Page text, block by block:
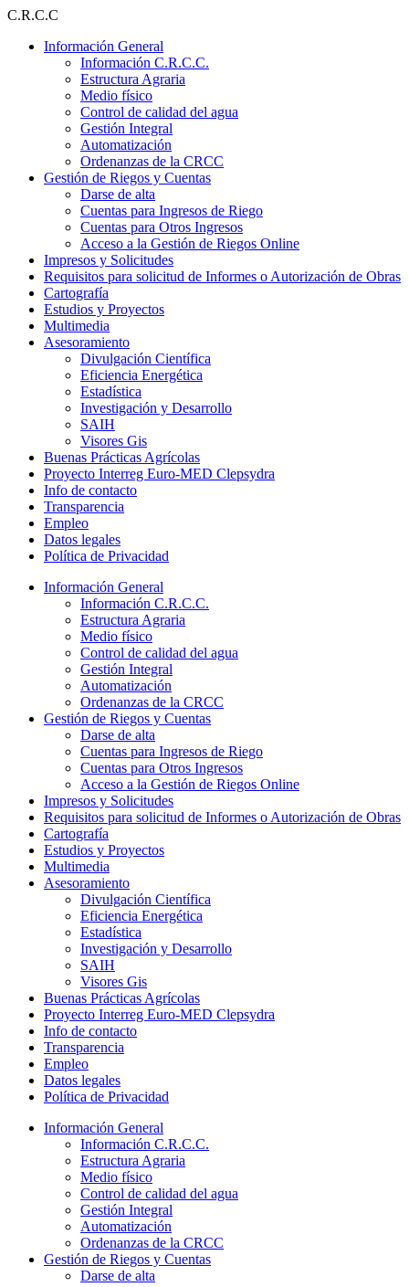
Ir
contenido
C.R.C.C
Información General
Información C.R.C.C.
Estructura Agraria
Medio físico
Control de calidad del agua
Gestión Integral
Automatización
Ordenanzas de la CRCC
Gestión de Riegos y Cuentas
Darse de alta
Cuentas para Ingresos de Riego
Cuentas para Otros Ingresos
Acceso a la Gestión de Riegos Online
Impresos y Solicitudes
Requisitos para solicitud de Informes o Autorización de Obras
Cartografía
Estudios y Proyectos
Multimedia
Asesoramiento
Divulgación Científica
Eficiencia Energética
Estadística
Investigación y Desarrollo
SAIH
Visores Gis
Buenas Prácticas Agrícolas
Proyecto Interreg Euro-MED Clepsydra
Info de contacto
Transparencia
Empleo
Datos legales
Política de Privacidad
Información General
Información C.R.C.C.
Estructura Agraria
Medio físico
Control de calidad del agua
Gestión Integral
Automatización
Ordenanzas de la CRCC
Gestión de Riegos y Cuentas
Darse de alta
Cuentas para Ingresos de Riego
Cuentas para Otros Ingresos
Acceso a la Gestión de Riegos Online
Impresos y Solicitudes
Requisitos para solicitud de Informes o Autorización de Obras
Cartografía
Estudios y Proyectos
Multimedia
Asesoramiento
Divulgación Científica
Eficiencia Energética
Estadística
Investigación y Desarrollo
SAIH
Visores Gis
Buenas Prácticas Agrícolas
Proyecto Interreg Euro-MED Clepsydra
Info de contacto
Transparencia
Empleo
Datos legales
Política de Privacidad
Información General
Información C.R.C.C.
Estructura Agraria
Medio físico
Control de calidad del agua
Gestión Integral
Automatización
Ordenanzas de la CRCC
Gestión de Riegos y Cuentas
Darse de alta